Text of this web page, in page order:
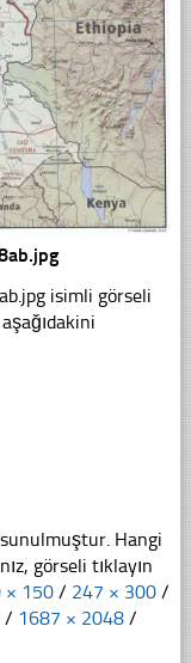
isimli görseli
Hangi
görseli tıklayın
× 150 / 247 × 300 /
/ 1687 × 2048 /